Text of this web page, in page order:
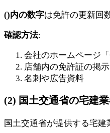
()内の数字は免許の更新回
確認方法:
会社のホームページ
店舗内の免許証の掲
名刺や広告資料
(2) 国土交通省の宅建
国土交通省が提供する宅